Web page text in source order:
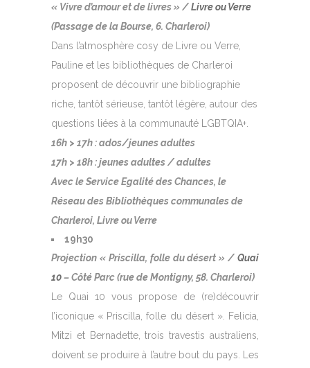
« Vivre d’amour et de livres » /Livre ou Verre
(Passage de la Bourse, 6. Charleroi)
Dans l’atmosphère cosy de Livre ou Verre,
Pauline et les bibliothèques de Charleroi
proposent de découvrir une bibliographie
riche, tantôt sérieuse, tantôt légère, autour des
questions liées à la communauté LGBTQIA+.
16h > 17h : ados/jeunes adultes
17h > 18h : jeunes adultes / adultes
Avec le Service Egalité des Chances, le
Réseau des Bibliothèques communales de
Charleroi, Livre ou Verre
19h30
Projection « Priscilla, folle du désert » / Quai
10– Côté Parc (rue de Montigny, 58. Charleroi)
Le Quai 10 vous propose de (re)découvrir
l’iconique « Priscilla, folle du désert ». Felicia,
Mitzi et Bernadette, trois travestis australiens,
doivent se produire à l’autre bout du pays. Les